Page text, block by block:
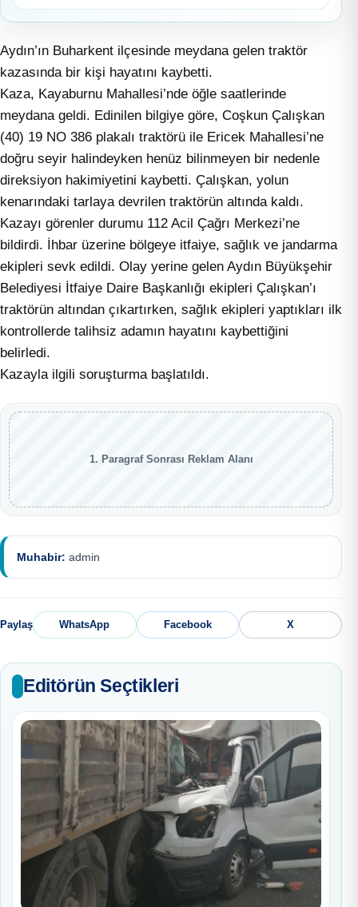
Aydın’ın Buharkent ilçesinde meydana gelen traktör
kazasında bir kişi hayatını kaybetti.
Kaza, Kayaburnu Mahallesi’nde öğle saatlerinde
meydana geldi. Edinilen bilgiye göre, Coşkun Çalışkan
(40) 19 NO 386 plakalı traktörü ile Ericek Mahallesi’ne
doğru seyir halindeyken henüz bilinmeyen bir nedenle
direksiyon hakimiyetini kaybetti. Çalışkan, yolun
kenarındaki tarlaya devrilen traktörün altında kaldı.
Kazayı görenler durumu 112 Acil Çağrı Merkezi’ne
bildirdi. İhbar üzerine bölgeye itfaiye, sağlık ve jandarma
ekipleri sevk edildi. Olay yerine gelen Aydın Büyükşehir
Belediyesi İtfaiye Daire Başkanlığı ekipleri Çalışkan’ı
traktörün altından çıkartırken, sağlık ekipleri yaptıkları ilk
kontrollerde talihsiz adamın hayatını kaybettiğini
belirledi.
Kazayla ilgili soruşturma başlatıldı.
1. Paragraf Sonrası Reklam Alanı
Muhabir: admin
Paylaş WhatsApp Facebook X
Editörün Seçtikleri